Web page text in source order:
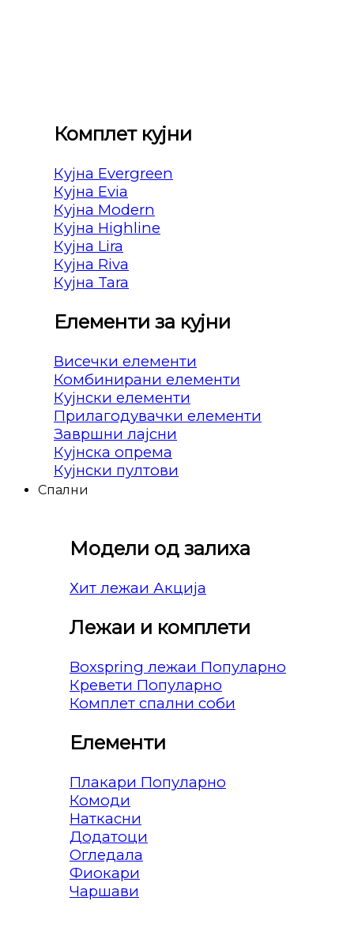
Комплет кујни
Кујна Evergreen
Кујна Evia
Кујна Modern
Кујна Highline
Кујна Lira
Кујна Riva
Кујна Tara
Елементи за кујни
Висечки елементи
Комбинирани елементи
Кујнски елементи
Прилагодувачки елементи
Завршни лајсни
Кујнска опрема
Кујнски пултови
Спални
Модели од залиха
Хит лежаи
Лежаи и комплети
Boxspring лежаи
Кревети
Комплет спални соби
Елементи
Плакари
Комоди
Наткасни
Додатоци
Огледала
Фиокари
Чаршави